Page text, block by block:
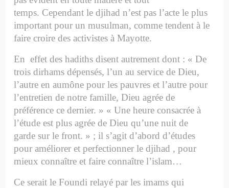
temps. Cependant le djihad n’est pas l’acte le plus
important pour un musulman, comme tendent à le
faire croire des activistes à Mayotte.
En effet des hadiths disent autrement dont : « De
trois dirhams dépensés, l’un au service de Dieu,
l’autre en aumône pour les pauvres et l’autre pour
l’entretien de notre famille, Dieu agrée de
préférence ce dernier. » « Une heure consacrée à
l’étude est plus agrée de Dieu qu’une nuit de
garde sur le front. » ; il s’agit d’abord d’études
pour améliorer et perfectionner le djihad , pour
mieux connaître et faire connaître l’islam…
Ce serait le Foundi relayé par les imams qui